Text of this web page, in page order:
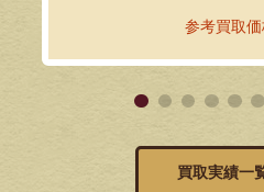
参考買取
買取実績一